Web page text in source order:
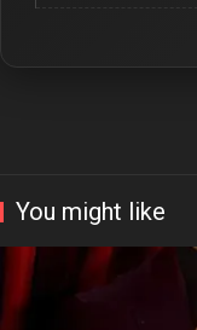
You might like